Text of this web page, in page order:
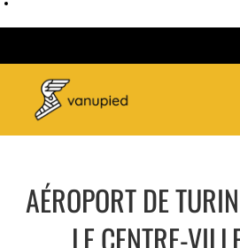
AÉROPORT DE
LE CENTRE-